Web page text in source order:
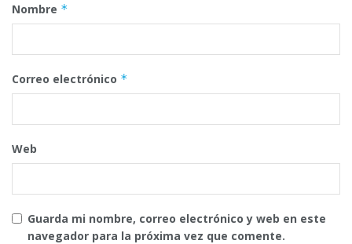
Nombre *
Correo electrónico *
Web
Guarda mi nombre, correo electrónico y web en este
navegador para la próxima vez que comente.